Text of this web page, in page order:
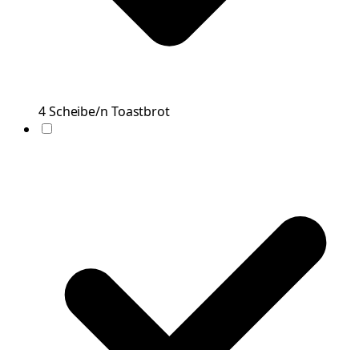
4Scheibe/n Toastbrot